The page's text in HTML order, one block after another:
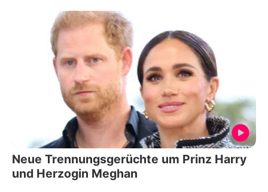
Neue Trennungsgerüchte um Prinz Harry
und Herzogin Meghan